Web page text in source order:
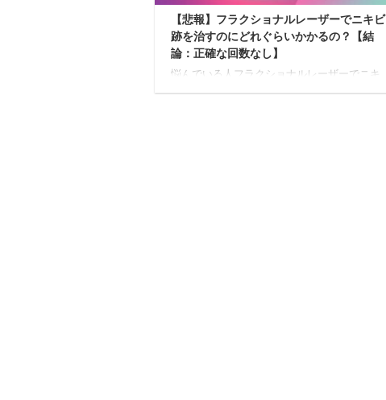
【悲報】フラクショナルレーザーでニキビ
跡を治すのにどれぐらいかかるの？【結
論：正確な回数なし】
悩んでいる人フラクショナルレーザーでニキ